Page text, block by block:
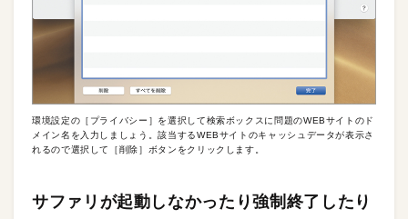
環境設定の［プライバシー］を選択して検索ボックスに問題のWEBサイトのド
メイン名を入力しましょう。該当するWEBサイトのキャッシュデータが表示さ
れるので選択して［削除］ボタンをクリックします。
サファリが起動しなかったり強制終了したり